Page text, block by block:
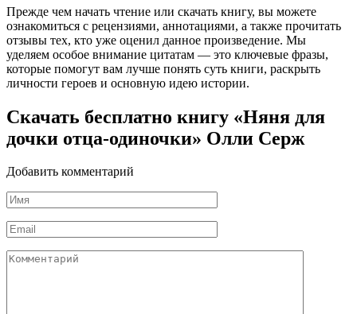
Прежде чем начать чтение или скачать книгу, вы можете
ознакомиться с рецензиями, аннотациями, а также прочитать
отзывы тех, кто уже оценил данное произведение. Мы
уделяем особое внимание цитатам — это ключевые фразы,
которые помогут вам лучше понять суть книги, раскрыть
личности героев и основную идею истории.
Скачать бесплатно книгу «Няня для
дочки отца-одиночки» Олли Серж
Добавить комментарий
Имя
*
Email
*
Комментарий